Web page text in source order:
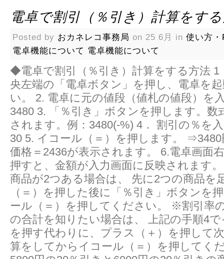
電卓で割引（％引き）計算をす
Posted by おカネレコ事務局 on 25 6月 in 使い方
電卓機能について 電卓機能について
◆電卓で割引（％引き）計算をする方法 1
央左端の「電卓ボタン」を押し、電卓を
い。 2. 電卓に元の値段（値札の値段）を
3480 3. 「％引き」ボタンを押します。数
されます。例：3480(-%) 4． 割引の％を
30 5. イコール（＝）を押します。
価格＝2436が表示されます。 6.電卓画面
押すと、金額が入力画面に反映されます
商品が2つある場合は、 先に2つの商品を
（＝）を押した後に「％引き」ボタンを
ール（＝）を押してください。 ※割引率
の合計を知りたい場合は、 上記の手順4
を押す代わりに、プラス（＋）を押して
算をしてからイコール（＝）を押してく